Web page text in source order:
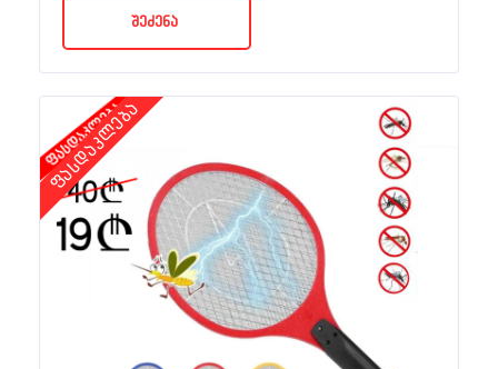
შეძენა
ფასდაკლება